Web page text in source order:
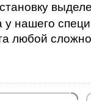
у нашего
любой